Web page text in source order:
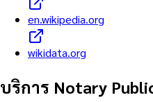
en.wikipedia.org
wikidata.org
บริการ Notary